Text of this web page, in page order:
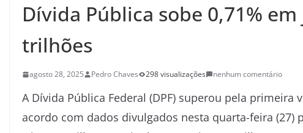
Dívida Pública sobe 0,71%
trilhões
agosto 28, 2025 Pedro Chaves 298 visualizações nenhum comentário
A Dívida Pública Federal (DPF) superou pela primeira
acordo com dados divulgados nesta quarta-feira (27)